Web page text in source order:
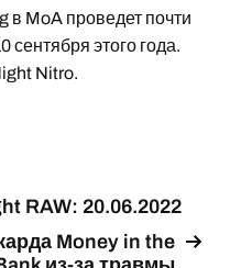
MoA проведет почти
сентября этого года.
Nitro.
RAW: 20.06.2022
Money in the